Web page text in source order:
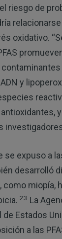
riesgo de
oxidativo.
y
se expuso a
desarrolló
como miopía,
23 La
Estados
a las